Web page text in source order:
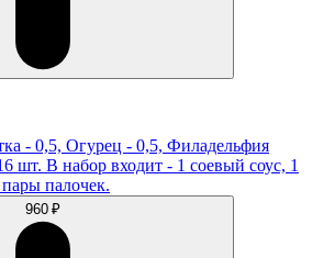
- 0,5, Огурец - 0,5, Филадельфия
шт. В набор входит - 1 соевый соус, 1
палочек.
960 ₽